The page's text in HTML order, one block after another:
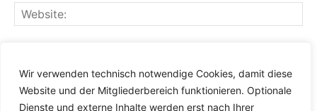
Wir verwenden technisch notwendige Cookies, damit diese
Website und der Mitgliederbereich funktionieren. Optionale
Dienste und externe Inhalte werden erst nach Ihrer
Browser.